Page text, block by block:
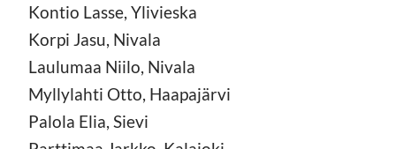
Kontio Lasse, Ylivieska
Korpi Jasu, Nivala
Laulumaa Niilo, Nivala
Myllylahti Otto, Haapajärvi
Palola Elia, Sievi